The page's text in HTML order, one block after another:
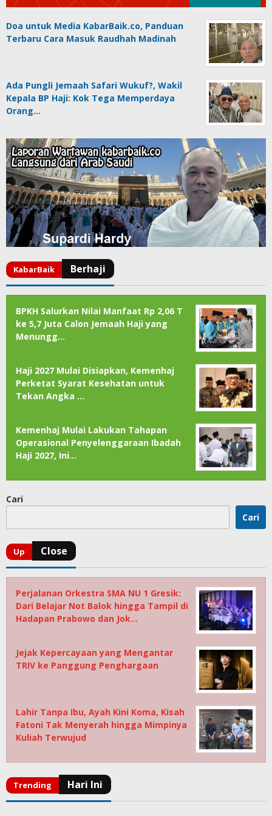
Doa untuk Media KabarBaik.co, Panduan
Terbaru Cara Masuk Raudhah Madinah
Ada Pungli Jemaah Safari Wukuf?, Wakil
Kepala BP Haji: Kok Tega Memperdaya
Orang…
BPKH Salurkan Nilai Manfaat Rp 2,06 T
ke 5,7 Juta Calon Jemaah Haji yang
Menungg…
Haji 2027 Mulai Disiapkan, Kemenhaj
Perketat Syarat Kesehatan untuk
Tekan Angka …
Kemenhaj Mulai Lakukan Tahapan
Operasional Penyelenggaraan Ibadah
Haji 2027, Ini…
Cari
Cari
Perjalanan Orkestra SMA NU 1 Gresik:
Dari Belajar Not Balok hingga Tampil di
Hadapan Prabowo dan Jok…
Jejak Kepercayaan yang Mengantar
TRIV ke Panggung Penghargaan
Lahir Tanpa Ibu, Ayah Kini Koma, Kisah
Fatoni Tak Menyerah hingga Mimpinya
Kuliah Terwujud